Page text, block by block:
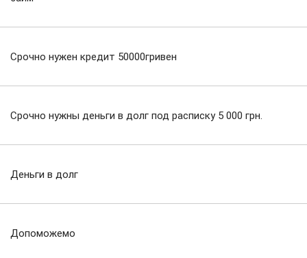
Срочно нужен кредит 50000гривен
Срочно нужны деньги в долг под расписку 5 000 грн.
Деньги в долг
Допоможемо